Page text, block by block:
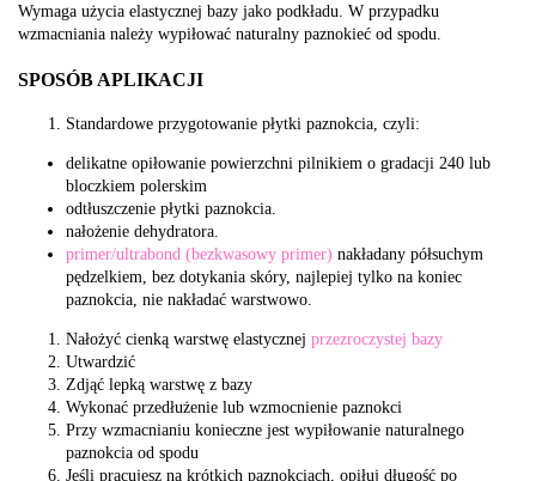
Wymaga użycia elastycznej bazy jako podkładu. W przypadku
wzmacniania należy wypiłować naturalny paznokieć od spodu.
SPOSÓB APLIKACJI
Standardowe przygotowanie płytki paznokcia, czyli:
delikatne opiłowanie powierzchni pilnikiem o gradacji 240 lub
bloczkiem polerskim
odtłuszczenie płytki paznokcia.
nałożenie dehydratora.
primer/ultrabond (bezkwasowy primer) nakładany półsuchym
pędzelkiem, bez dotykania skóry, najlepiej tylko na koniec
paznokcia, nie nakładać warstwowo.
Nałożyć cienką warstwę elastycznej przezroczystej bazy
Utwardzić
Zdjąć lepką warstwę z bazy
Wykonać przedłużenie lub wzmocnienie paznokci
Przy wzmacnianiu konieczne jest wypiłowanie naturalnego
paznokcia od spodu
Jeśli pracujesz na krótkich paznokciach, opiłuj długość po